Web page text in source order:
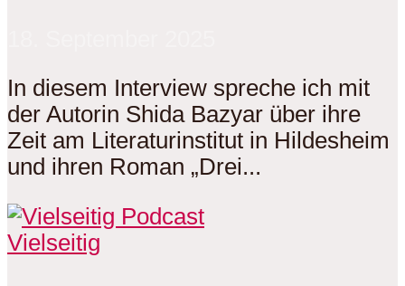
In diesem Interview spreche ich mit
der Autorin Shida Bazyar über ihre
Zeit am Literaturinstitut in Hildesheim
und ihren Roman „Drei...
Vielseitig